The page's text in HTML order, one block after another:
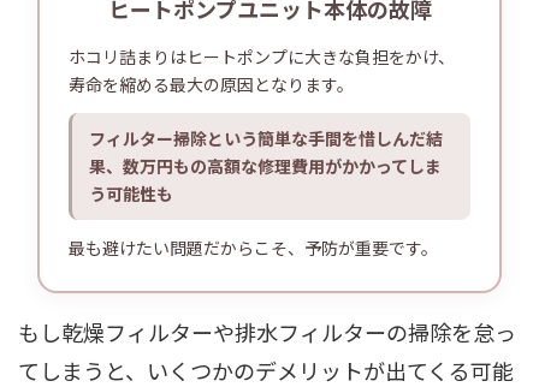
ヒートポンプユニット本体の故障
ホコリ詰まりはヒートポンプに大きな負担をかけ、
寿命を縮める最大の原因となります。
フィルター掃除という簡単な手間を惜しんだ結
果、数万円もの高額な修理費用がかかってしま
う可能性も
最も避けたい問題だからこそ、予防が重要です。
もし乾燥フィルターや排水フィルターの掃除を怠っ
てしまうと、いくつかのデメリットが出てくる可能